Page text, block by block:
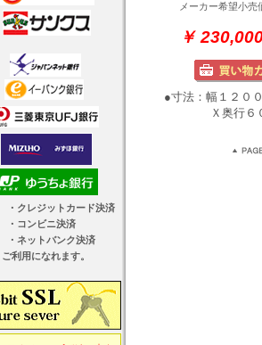
メーカー希望小売
￥
●寸法：幅１２０
Ｘ奥行６０